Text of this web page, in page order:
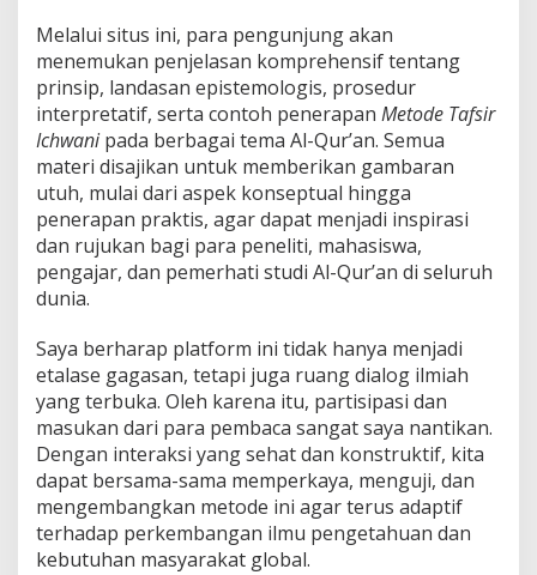
Melalui situs ini, para pengunjung akan
menemukan penjelasan komprehensif tentang
prinsip, landasan epistemologis, prosedur
interpretatif, serta contoh penerapan Metode Tafsir
Ichwanipada berbagai tema Al-Qur’an. Semua
materi disajikan untuk memberikan gambaran
utuh, mulai dari aspek konseptual hingga
penerapan praktis, agar dapat menjadi inspirasi
dan rujukan bagi para peneliti, mahasiswa,
pengajar, dan pemerhati studi Al-Qur’an di seluruh
dunia.
Saya berharap platform ini tidak hanya menjadi
etalase gagasan, tetapi juga ruang dialog ilmiah
yang terbuka. Oleh karena itu, partisipasi dan
masukan dari para pembaca sangat saya nantikan.
Dengan interaksi yang sehat dan konstruktif, kita
dapat bersama-sama memperkaya, menguji, dan
mengembangkan metode ini agar terus adaptif
terhadap perkembangan ilmu pengetahuan dan
kebutuhan masyarakat global.